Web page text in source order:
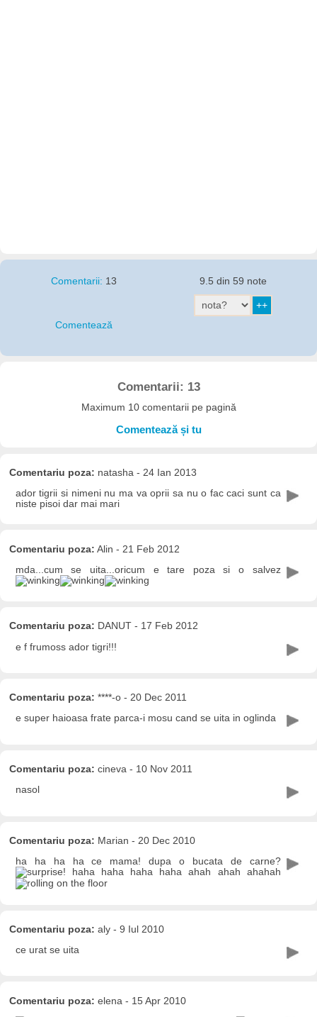
Comentarii: 13
Comentează
9.5 din 59 note
Comentarii: 13
Maximum 10 comentarii pe pagină
Comentează și tu
Comentariu poza: natasha - 24 Ian 2013
ador tigrii si nimeni nu ma va oprii sa nu o fac caci sunt ca
niste pisoi dar mai mari
Comentariu poza: Alin - 21 Feb 2012
mda...cum se uita...oricum e tare poza si o salvez
Comentariu poza: DANUT - 17 Feb 2012
e f frumoss ador tigri!!!
Comentariu poza: ****-o - 20 Dec 2011
e super haioasa frate parca-i mosu cand se uita in oglinda
Comentariu poza: cineva - 10 Nov 2011
nasol
Comentariu poza: Marian - 20 Dec 2010
ha ha ha ha ce mama! dupa o bucata de carne?
! haha haha haha haha ahah ahah ahahah
Comentariu poza: aly - 9 Iul 2010
ce urat se uita
Comentariu poza: elena - 15 Apr 2010